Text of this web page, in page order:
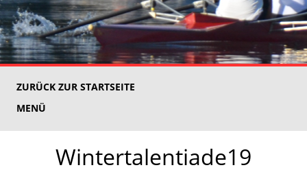
ZURÜCK ZUR STARTSEITE
MENÜ
Wintertalentiade19